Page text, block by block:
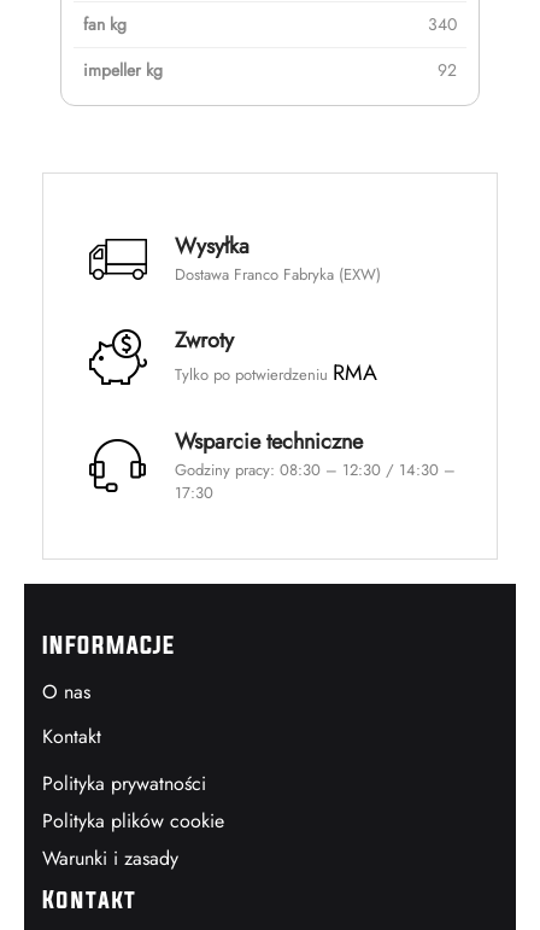
340
92
Wysyłka
Dostawa Franco Fabryka (EXW)
Zwroty
Tylko po potwierdzeniu RMA
Wsparcie techniczne
Godziny pracy: 08:30 – 12:30 / 14:30 –
17:30
INFORMACJE
O nas
Kontakt
Polityka prywatności
Polityka plików cookie
Warunki i zasady
Kontakt